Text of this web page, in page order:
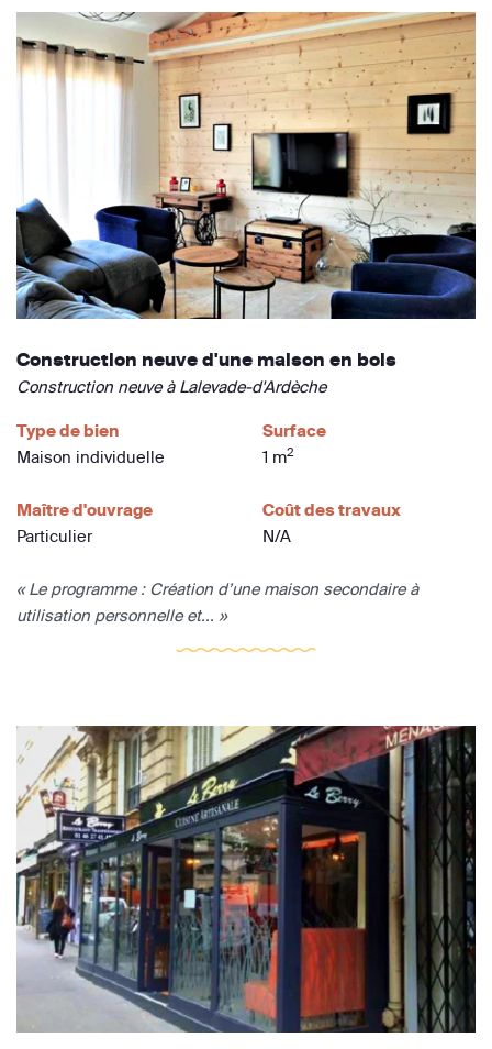
Construction neuve d'une maison en bois
Construction neuve à Lalevade-d'Ardèche
Type de bien
Maison individuelle
Surface
1 m2
Maître d'ouvrage
Particulier
Coût des travaux
N/A
« Le programme : Création d’une maison secondaire à
utilisation personnelle et... »